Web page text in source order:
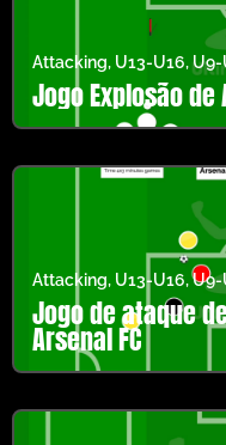
Attacking, U13-U16,U9-
Jogo Explosão de
Attacking, U13-U16,U9-
Jogo de ataque
Arsenal FC